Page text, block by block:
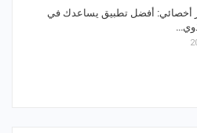
أخصائي: أفضل تطبيق يساعدك في